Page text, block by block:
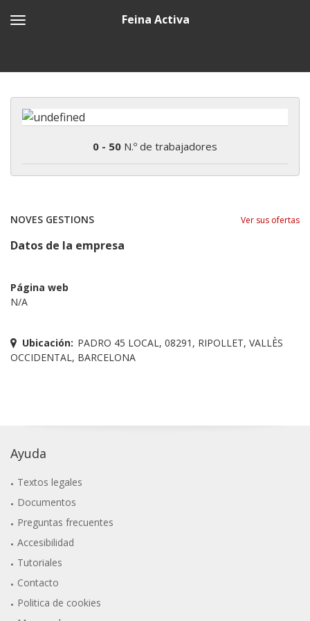
Feina Activa
0 - 50 N.º de trabajadores
NOVES GESTIONS Ver sus ofertas
Datos de la empresa
Página web
N/A
Ubicación: PADRO 45 LOCAL, 08291, RIPOLLET, VALLÈS
OCCIDENTAL, BARCELONA
Ayuda
Textos legales
Documentos
Preguntas frecuentes
Accesibilidad
Tutoriales
Contacto
Politica de cookies